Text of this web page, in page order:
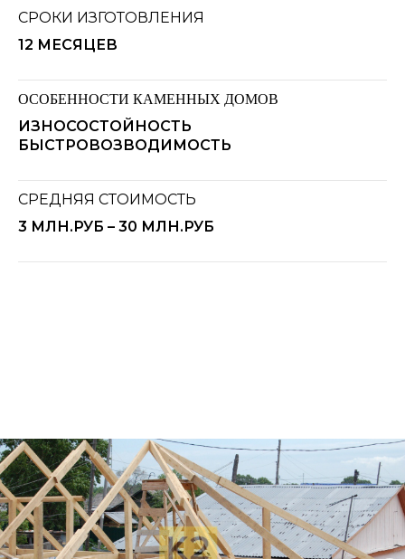
СРОКИ ИЗГОТОВЛЕНИЯ
12 МЕСЯЦЕВ
ОСОБЕННОСТИ КАМЕННЫХ ДОМОВ
ИЗНОСОСТОЙНОСТЬ
БЫСТРОВОЗВОДИМОСТЬ
СРЕДНЯЯ СТОИМОСТЬ
3 МЛН.РУБ – 30 МЛН.РУБ